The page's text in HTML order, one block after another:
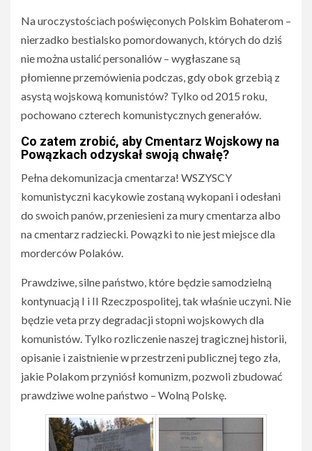
Na uroczystościach poświęconych Polskim Bohaterom –
nierzadko bestialsko pomordowanych, których do dziś
nie można ustalić personaliów – wygłaszane są
płomienne przemówienia podczas, gdy obok grzebią z
asystą wojskową komunistów? Tylko od 2015 roku,
pochowano czterech komunistycznych generałów.
Co zatem zrobić, aby Cmentarz Wojskowy na
Powązkach odzyskał swoją chwałę?
Pełna dekomunizacja cmentarza! WSZYSCY
komunistyczni kacykowie zostaną wykopani i odesłani
do swoich panów, przeniesieni za mury cmentarza albo
na cmentarz radziecki. Powązki to nie jest miejsce dla
morderców Polaków.
Prawdziwe, silne państwo, które będzie samodzielną
kontynuacją I i II Rzeczpospolitej, tak właśnie uczyni. Nie
będzie veta przy degradacji stopni wojskowych dla
komunistów. Tylko rozliczenie naszej tragicznej historii,
opisanie i zaistnienie w przestrzeni publicznej tego zła,
jakie Polakom przyniósł komunizm, pozwoli zbudować
prawdziwe wolne państwo – Wolną Polskę.